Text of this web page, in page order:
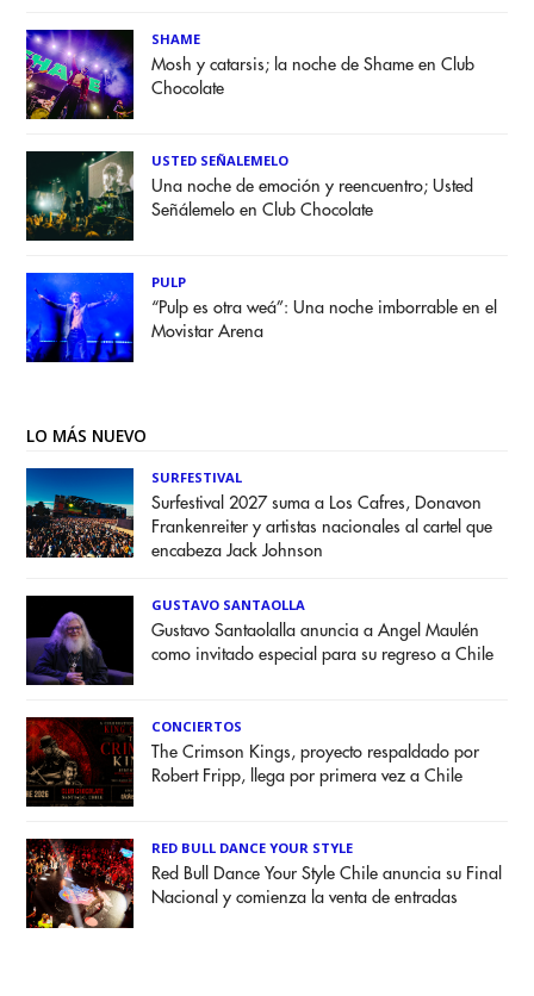
SHAME
Mosh y catarsis; la noche de Shame en Club
Chocolate
USTED SEÑALEMELO
Una noche de emoción y reencuentro; Usted
Señálemelo en Club Chocolate
PULP
“Pulp es otra weá”: Una noche imborrable en el
Movistar Arena
LO MÁS NUEVO
SURFESTIVAL
Surfestival 2027 suma a Los Cafres, Donavon
Frankenreiter y artistas nacionales al cartel que
encabeza Jack Johnson
GUSTAVO SANTAOLLA
Gustavo Santaolalla anuncia a Angel Maulén
como invitado especial para su regreso a Chile
CONCIERTOS
The Crimson Kings, proyecto respaldado por
Robert Fripp, llega por primera vez a Chile
RED BULL DANCE YOUR STYLE
Red Bull Dance Your Style Chile anuncia su Final
Nacional y comienza la venta de entradas